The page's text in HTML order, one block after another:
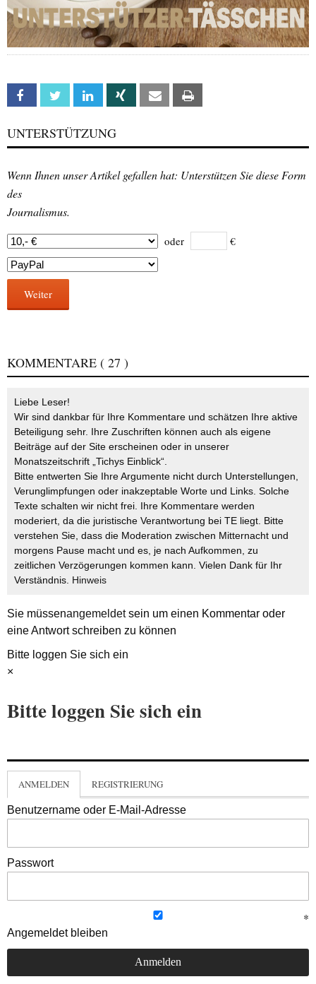
Facebook Twitter Linkedin Xing Email
UNTERSTÜTZUNG
Wenn Ihnen unser Artikel gefallen hat: Unterstützen Sie diese Form
des
Journalismus.
oder €
Weiter
KOMMENTARE ( 27 )
Liebe Leser!
Wir sind dankbar für Ihre Kommentare und schätzen Ihre aktive
Beteiligung sehr. Ihre Zuschriften können auch als eigene
Beiträge auf der Site erscheinen oder in unserer
Monatszeitschrift „Tichys Einblick“.
Bitte entwerten Sie Ihre Argumente nicht durch Unterstellungen,
Verunglimpfungen oder inakzeptable Worte und Links. Solche
Texte schalten wir nicht frei. Ihre Kommentare werden
moderiert, da die juristische Verantwortung bei TE liegt. Bitte
verstehen Sie, dass die Moderation zwischen Mitternacht und
morgens Pause macht und es, je nach Aufkommen, zu
zeitlichen Verzögerungen kommen kann. Vielen Dank für Ihr
Verständnis. Hinweis
Sie müssenangemeldetsein um einen Kommentar oder
eine Antwort schreiben zu können
Bitte loggen Sie sich ein
×
Bitte loggen Sie sich ein
ANMELDEN REGISTRIERUNG
Benutzername oder E-Mail-Adresse
Passwort
Angemeldet bleiben